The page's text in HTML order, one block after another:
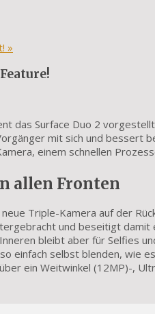
»
das Surface Duo 2
mit sich und bessert
einem schnellen
allen Fronten
Triple-Kamera auf der
und beseitigt
bleibt aber für Selfies
einfach selbst blenden, wie
ein Weitwinkel (12MP)-,